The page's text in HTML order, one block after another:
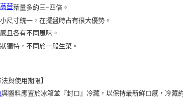
萵苣葉量多約三~四倍。
尺寸統一，在擺盤時占有很大優勢。
且各有不同風味。
獨特，不同於一般生菜。
與使用期限】
與醬料應置於冰箱並『封口』冷藏，以保持最新鮮口感，冷藏